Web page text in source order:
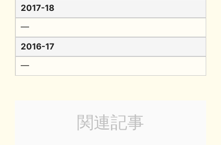
2017-18
━
2016-17
━
関連記事